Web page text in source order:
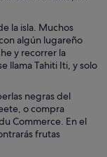
la isla. Muchos
algún lugareño
y recorrer la
llama Tahiti Iti, y solo
negras del
o compra
Commerce. En el
frutas